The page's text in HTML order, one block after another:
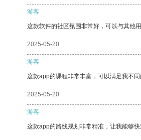
游客
这款软件的社区氛围非常好，可以与其他
2025-05-20
游客
这款app的课程非常丰富，可以满足我不
2025-05-20
游客
这款app的路线规划非常精准，让我能够快